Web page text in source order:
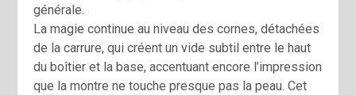
générale.
La magie continue au niveau des cornes, détachées
de la carrure, qui créent un vide subtil entre le haut
du boîtier et la base, accentuant encore l’impression
que la montre ne touche presque pas la peau. Cet